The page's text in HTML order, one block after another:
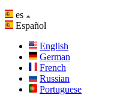
es
Español
English
German
French
Russian
Portuguese